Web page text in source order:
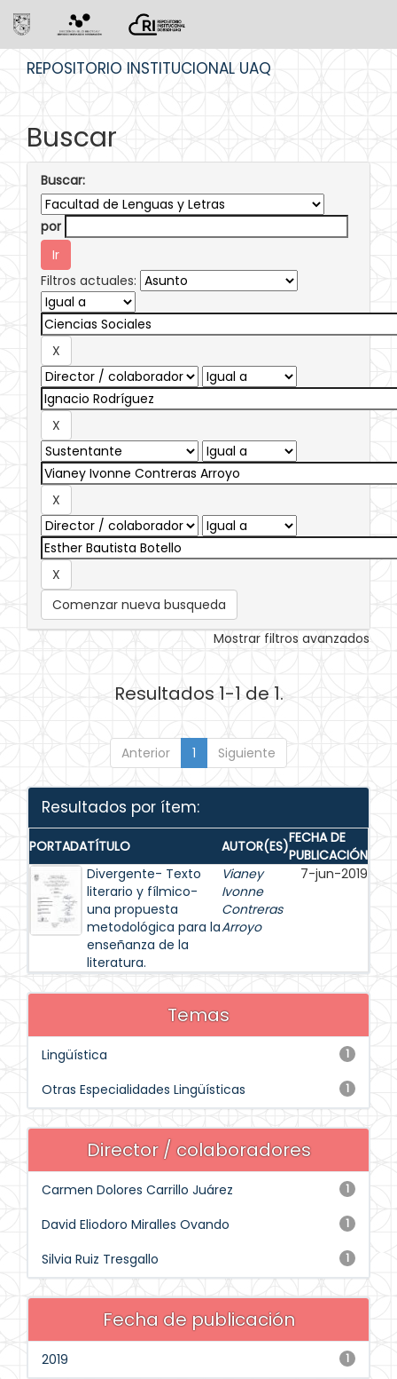
REPOSITORIO INSTITUCIONAL UAQ
Buscar
Buscar:
por
Filtros actuales:
Comenzar nueva busqueda
Mostrar filtros avanzados
Resultados 1-1 de 1.
Anterior 1 Siguiente
Resultados por ítem:
PORTADATÍTULO AUTOR(ES)FECHA DE
PUBLICACIÓN
Divergente- Texto
literario y fílmico-
una propuesta
metodológica para la
enseñanza de la
literatura.
Vianey
Ivonne
Contreras
Arroyo
7-jun-2019
Temas
1
Lingüística
1
Otras Especialidades Lingüísticas
Director / colaboradores
1
Carmen Dolores Carrillo Juárez
1
David Eliodoro Miralles Ovando
1
Silvia Ruiz Tresgallo
Fecha de publicación
1
2019